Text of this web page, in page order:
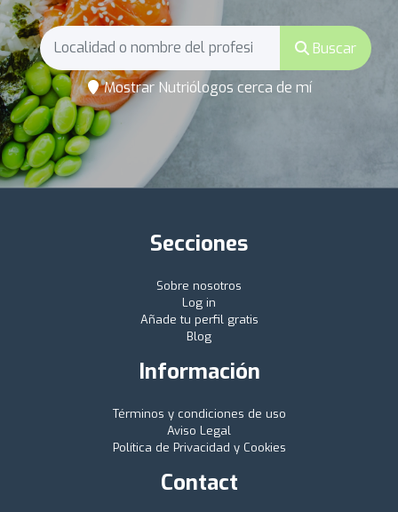
Buscar
Mostrar Nutriólogos cerca de mí
Secciones
Sobre nosotros
Log in
Añade tu perfil gratis
Blog
Información
Términos y condiciones de uso
Aviso Legal
Política de Privacidad y Cookies
Contact